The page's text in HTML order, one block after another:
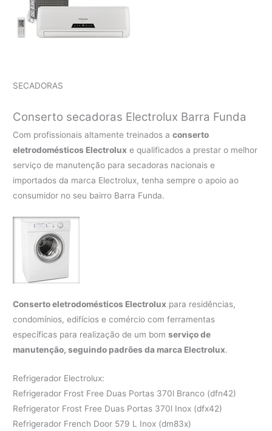
SECADORAS
Conserto secadoras Electrolux Barra Funda
Com profissionais altamente treinados aconserto
eletrodomésticos Electrolux e qualificados a prestar o melhor
serviço de manutenção para secadoras nacionais e
importados da marca Electrolux, tenha sempre o apoio ao
consumidor no seu bairro Barra Funda.
Conserto eletrodomésticos Electrolux para residências,
condomínios, edifícios e comércio com ferramentas
específicas para realização de um bomserviço de
manutenção, seguindo padrões da marca Electrolux.
Refrigerador Electrolux:
Refrigerador Frost Free Duas Portas 370l Branco (dfn42)
Refrigerator Frost Free Duas Portas 370l Inox (dfx42)
Refrigerador French Door 579 L Inox (dm83x)